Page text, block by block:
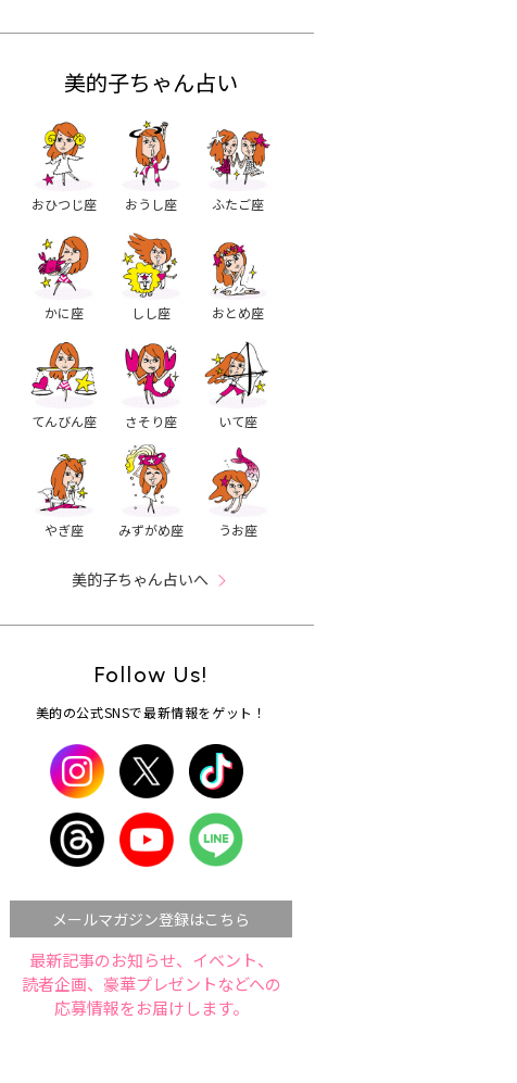
美的子ちゃん占い
おひつじ座 おうし座 ふたご座
かに座 しし座 おとめ座
てんびん座 さそり座 いて座
やぎ座 みずがめ座 うお座
美的子ちゃん占いへ
Follow Us!
美的の公式SNSで最新情報をゲット！
メールマガジン登録はこちら
最新記事のお知らせ、イベント、
読者企画、豪華プレゼントなどへの
応募情報をお届けします。